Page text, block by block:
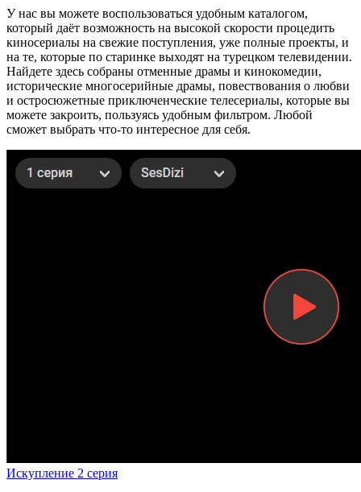
У нас вы можете воспользоваться удобным каталогом,
который даёт возможность на высокой скорости процедить
киносериалы на свежие поступления, уже полные проекты, и
на те, которые по старинке выходят на турецком телевидении.
Найдете здесь собраны отменные драмы и кинокомедии,
исторические многосерийные драмы, повествования о любви
и остросюжетные приключенческие телесериалы, которые вы
можете закроить, пользуясь удобным фильтром. Любой
сможет выбрать что-то интересное для себя.
Искупление 2 серия